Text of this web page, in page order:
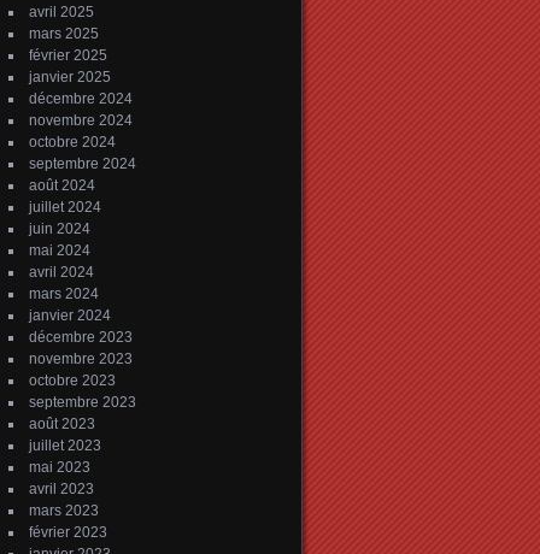
avril 2025
mars 2025
février 2025
janvier 2025
décembre 2024
novembre 2024
octobre 2024
septembre 2024
août 2024
juillet 2024
juin 2024
mai 2024
avril 2024
mars 2024
janvier 2024
décembre 2023
novembre 2023
octobre 2023
septembre 2023
août 2023
juillet 2023
mai 2023
avril 2023
mars 2023
février 2023